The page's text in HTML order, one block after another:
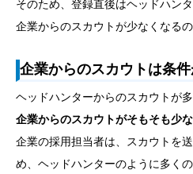
そのため、登録直後はヘッドハン
企業からのスカウトが少なくなるの
企業からのスカウトは条
ヘッドハンターからのスカウトが
企業からのスカウトがそもそも少
企業の採用担当者は、スカウトを
め、ヘッドハンターのように多く